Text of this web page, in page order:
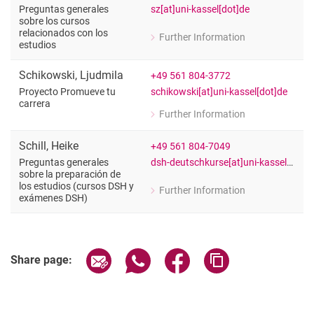
Preguntas generales
sobre los cursos
relacionados con los
estudios
sz[at]uni-kassel[dot]de
Further Information
for Laura Rudowski
Schikowski, Ljudmila
Proyecto Promueve tu
carrera
+49 561 804-3772
schikowski[at]uni-kassel[dot]de
Further Information
for Ljudmila Schikowski
Schill, Heike
Preguntas generales
sobre la preparación de
los estudios (cursos DSH y
exámenes DSH)
+49 561 804-7049
dsh-deutschkurse[at]uni-kassel[dot]de
Further Information
for Heike Schill
Share page: Share page via email
Share page via WhatsApp
Share page via